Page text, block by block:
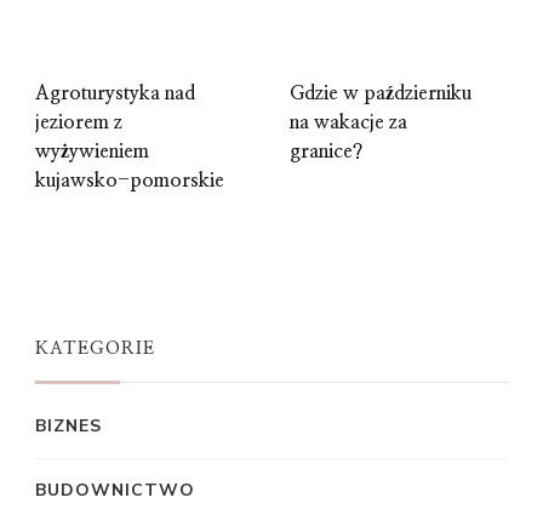
Agroturystyka nad
jeziorem z
wyżywieniem
kujawsko-pomorskie
Gdzie w październiku
na wakacje za
granice?
KATEGORIE
BIZNES
BUDOWNICTWO